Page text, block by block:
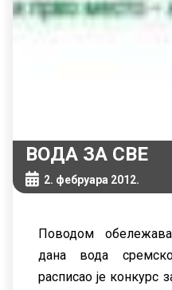
ВОДА ЗА СВЕ
2. фебруара 2012.
Поводом
дана вода
расписао jе конкурс